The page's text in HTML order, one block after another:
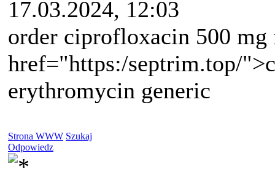
17.03.2024, 12:03
order ciprofloxacin 500 mg
href="https:/septrim.top/
erythromycin generic
Strona WWW Szukaj
Odpowiedz